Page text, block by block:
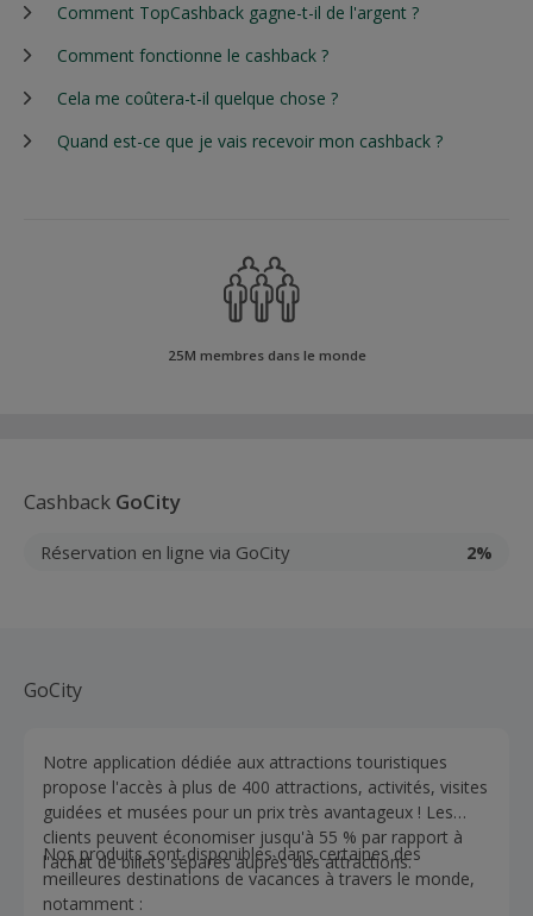
Comment TopCashback gagne-t-il de l'argent ?
Comment fonctionne le cashback ?
Cela me coûtera-t-il quelque chose ?
Quand est-ce que je vais recevoir mon cashback ?
25M membres dans le monde
Cashback GoCity
Réservation en ligne via GoCity 2%
GoCity
Notre application dédiée aux attractions touristiques
propose l'accès à plus de 400 attractions, activités, visites
guidées et musées pour un prix très avantageux ! Les
clients peuvent économiser jusqu'à 55 % par rapport à
l'achat de billets séparés auprès des attractions.
Nos produits sont disponibles dans certaines des
meilleures destinations de vacances à travers le monde,
notamment :